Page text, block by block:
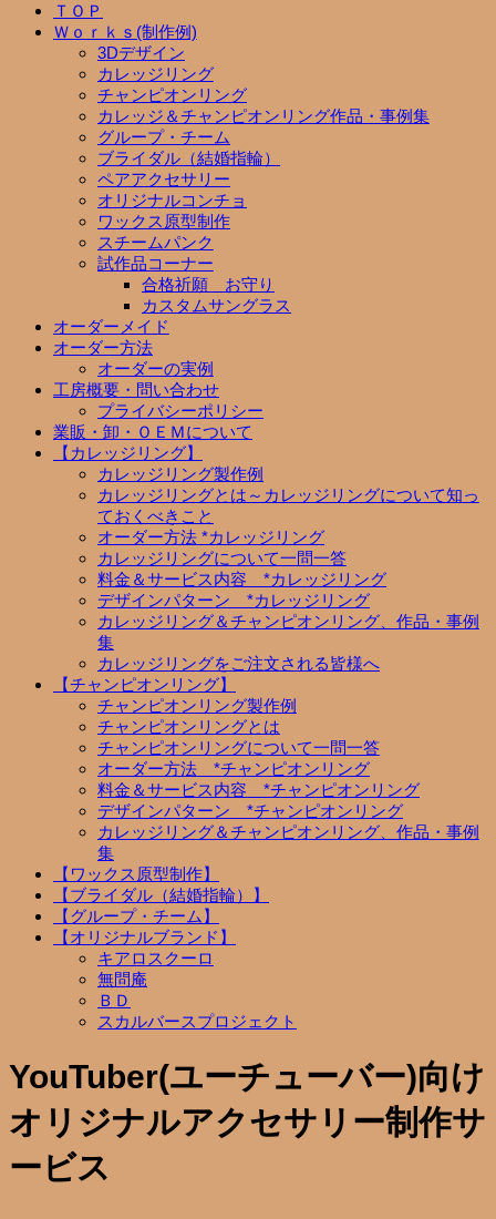
ＴＯＰ
Ｗｏｒｋｓ(制作例)
3Dデザイン
カレッジリング
チャンピオンリング
カレッジ＆チャンピオンリング作品・事例集
グループ・チーム
ブライダル（結婚指輪）
ペアアクセサリー
オリジナルコンチョ
ワックス原型制作
スチームパンク
試作品コーナー
合格祈願 お守り
カスタムサングラス
オーダーメイド
オーダー方法
オーダーの実例
工房概要・問い合わせ
プライバシーポリシー
業販・卸・ＯＥＭについて
【カレッジリング】
カレッジリング製作例
カレッジリングとは～カレッジリングについて知っ
ておくべきこと
オーダー方法 *カレッジリング
カレッジリングについて一問一答
料金＆サービス内容 *カレッジリング
デザインパターン *カレッジリング
カレッジリング＆チャンピオンリング、作品・事例
集
カレッジリングをご注文される皆様へ
【チャンピオンリング】
チャンピオンリング製作例
チャンピオンリングとは
チャンピオンリングについて一問一答
オーダー方法 *チャンピオンリング
料金＆サービス内容 *チャンピオンリング
デザインパターン *チャンピオンリング
カレッジリング＆チャンピオンリング、作品・事例
集
【ワックス原型制作】
【ブライダル（結婚指輪）】
【グループ・チーム】
【オリジナルブランド】
キアロスクーロ
無問庵
ＢＤ
スカルバースプロジェクト
YouTuber(ユーチューバー)向け
オリジナルアクセサリー制作サ
ービス